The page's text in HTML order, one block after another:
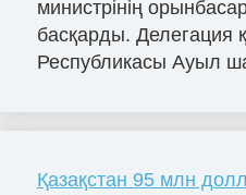
министрінің
басқарды. Делегация
Республикасы Ауыл
Қазақстан 95 млн